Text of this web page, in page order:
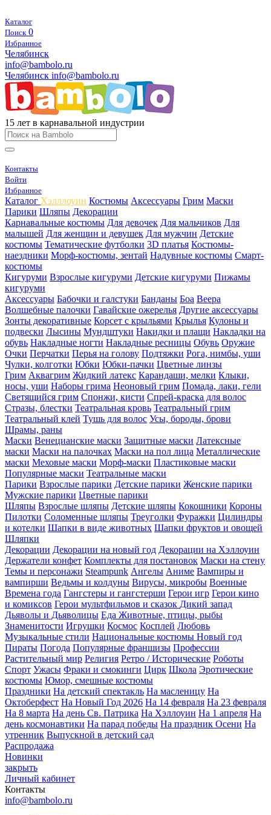
Каталог
Поиск 0
Избранное
Челябинск
info@bambolo.ru
Челябинск info@bambolo.ru
15 лет в карнавальной индустрии
Контакты
Войти
Избранное
Каталог Хэлллоуин Костюмы Аксессуары Грим Маски
Парики Шляпы Декорации
Карнавальные костюмы Для девочек Для мальчиков Для
малышей Для женщин и девушек Для мужчин Детские
костюмы Тематические футболки 3D платья Костюмы-
наездники Морф-костюмы, зентай Надувные костюмы Смарт-
костюмы
Кигуруми Взрослые кигуруми Детские кигуруми Пижамы
кигуруми
Аксессуары Бабочки и галстуки Банданы Боа Веера
Волшебные палочки Гавайские ожерелья Другие аксессуары
Зонты декоративные Корсет с крыльями Крылья Кулоны и
подвески Лысины Мундштуки Накидки и плащи Накладки на
обувь Накладные ногти Накладные ресницы Обувь Оружие
Очки Перчатки Перья на голову Подтяжки Рога, нимбы, уши
Чулки, колготки Юбки Юбки-пачки Цветные линзы
Грим Аквагрим Жидкий латекс Карандаши, мелки Клыки,
носы, уши Наборы грима Неоновый грим Помада, лаки, гели
Светящийся грим Спонжи, кисти Спрей-краска для волос
Стразы, блестки Театральная кровь Театральный грим
Театральный клей Тушь для волос Усы, бороды, брови
Шрамы, раны
Маски Венецианские маски Защитные маски Латексные
маски Маски на палочках Маски на пол лица Металлические
маски Меховые маски Морф-маски Пластиковые маски
Популярные маски Театральные маски
Парики Взрослые парики Детские парики Женские парики
Мужские парики Цветные парики
Шляпы Взрослые шляпы Детские шляпы Кокошники Короны
Пилотки Соломенные шляпы Треуголки Фуражки Цилиндры
и котелки Шапки в виде животных Шапки фруктов и овощей
Шляпки
Декорации Декорации на новый год Декорации на Хэллоуин
Держатели конфет Комплекты для постановок Маски на стену
Темы и персонажи Steampunk Ангелы Аниме Вампиры и
вампирши Ведьмы и колдуны Вирусы, микробы Военные
Времена года Гангстеры и гангстерши Герои игр Герои кино
и комиксов Герои мультфильмов и сказок Дикий запад
Дьяволы и Дьяволицы Еда Животные, птицы, рыбы
Знаменитости Игрушки Космос Косплей Любовь
Музыкальные стили Национальные костюмы Новый год
Пираты Погода Популярные франшизы Профессии
Растительный мир Религия Ретро / Исторические Роботы
Спорт Ужасы Фраки и смокинги Цирк Школа Эротические
костюмы Юмор, смешные костюмы
Праздники На детский спектакль На масленицу На
Октоберфест На Новый Год 2026 На 14 февраля На 23 февраля
На 8 марта На день Св. Патрика На Хэллоуин На 1 апреля На
день космонавтики На парад победы На праздник Осени На
утренник Выпускной в детский сад
Распродажа
Новинки
закрыть
Личный кабинет
Контакты
info@bambolo.ru